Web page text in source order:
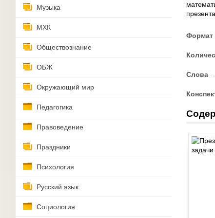
Музыка
МХК
Обществознание
ОБЖ
Окружающий мир
Педагогика
Правоведение
Праздники
Психология
Русский язык
Социология
Формат
Слова